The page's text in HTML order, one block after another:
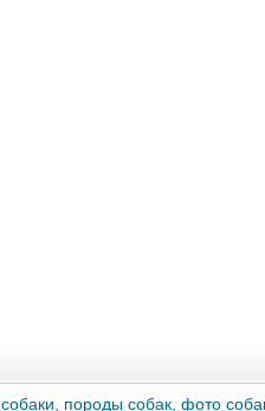
собаки, породы собак, фото